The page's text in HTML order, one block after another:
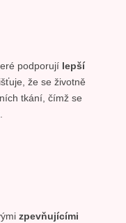
podporují lepší
že se životně
tkání, čímž se
zpevňujícími